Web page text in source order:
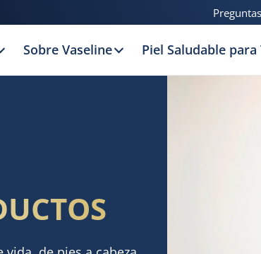
Sobre Vaseline Piel Saludable para